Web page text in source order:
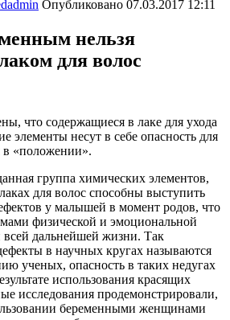
Опубликовано 07.03.2017 12:11
нельзя
для волос
, что содержащиеся в лаке для ухода
элементы несут в себе опасность для
в «положении».
группа химических элементов,
лаках для волос способны выступить
у малышей в момент родов, что
физической и эмоциональной
всей дальнейшей жизни. Так
в научных кругах называются
ученых, опасность в таких недугах
использования красящих
исследования продемонстрировали,
беременными женщинами